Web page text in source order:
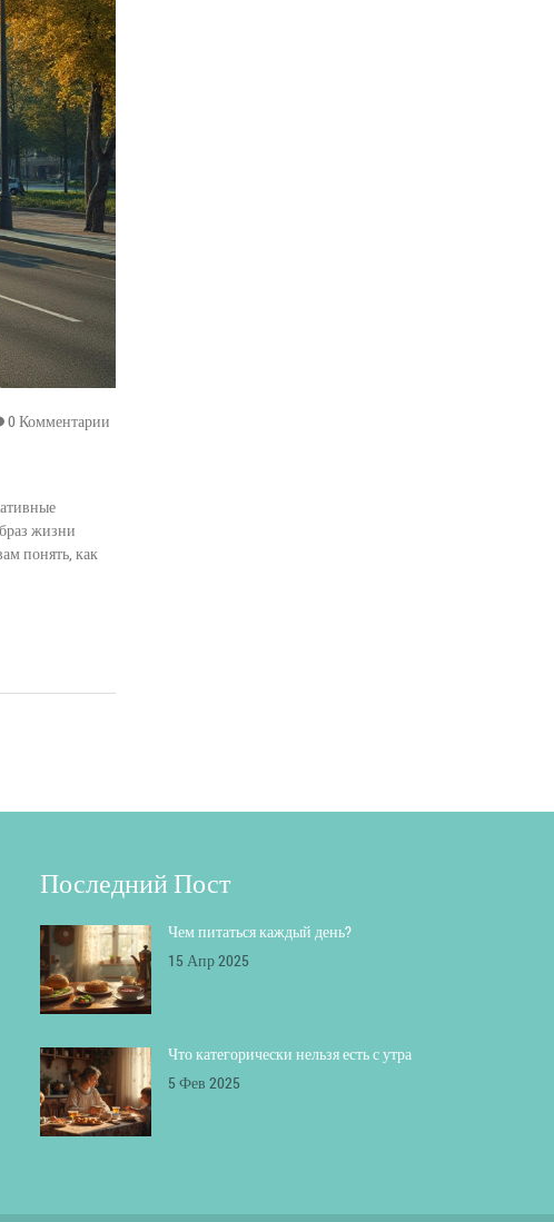
0 Комментарии
жизни
понять, как
Последний Пост
Чем питаться каждый день?
15 Апр 2025
Что категорически нельзя есть с утра
5 Фев 2025